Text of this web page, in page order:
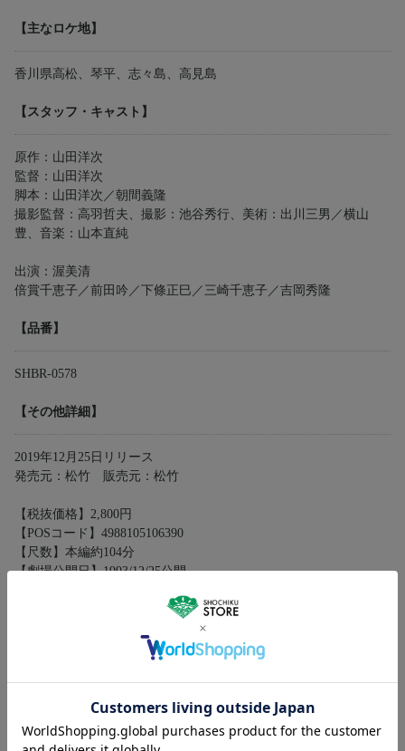
【主なロケ地】
香川県高松、琴平、志々島、高見島
【スタッフ・キャスト】
原作：山田洋次
監督：山田洋次
脚本：山田洋次／朝間義隆
撮影監督：高羽哲夫、撮影：池谷秀行、美術：出川三男／横山
豊、音楽：山本直純
出演：渥美清
倍賞千恵子／前田吟／下條正巳／三崎千恵子／吉岡秀隆
【品番】
SHBR-0578
【その他詳細】
2019年12月25日リリース
発売元：松竹 販売元：松竹
【税抜価格】2,800円
【POSコード】4988105106390
【尺数】本編約104分
【劇場公開日】1993/12/25公開
①(オリジナル)日本語 リニアPCMモノラル
②バリアフリー日本語音声ガイド リニアPCMモノラル
【画面サイズ】16:9 シネマスコープサイズ［1080p/Hi-Def］
【カラー／モノクロ】カラー
【層】BD25G
※商品に収録されております本編は、4Kデジタル修復素材をBlu-